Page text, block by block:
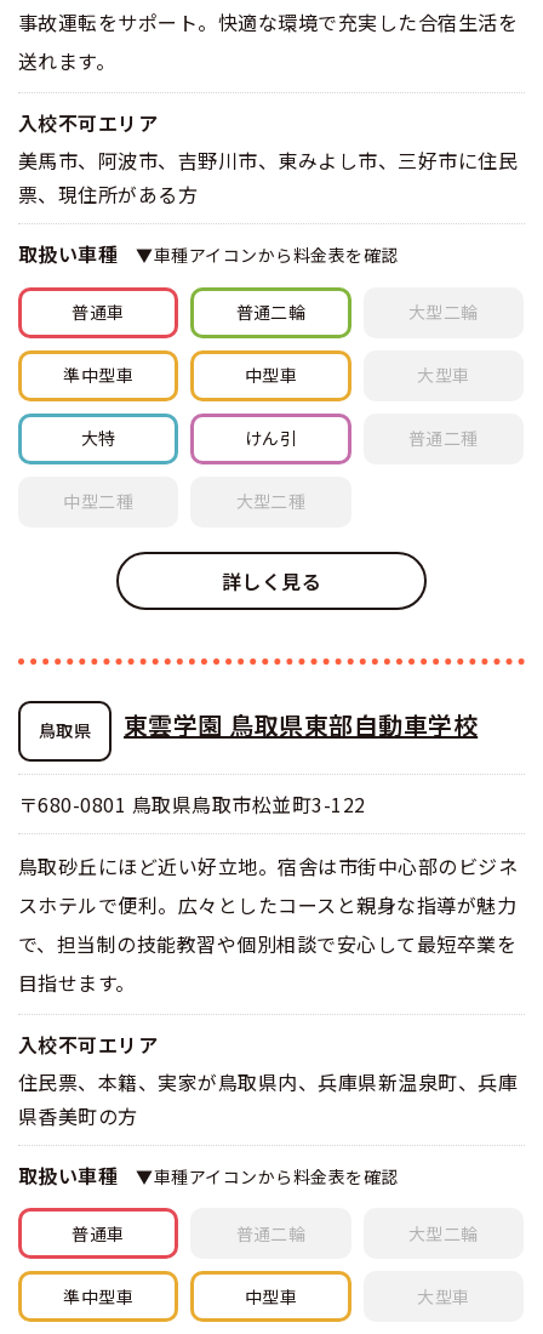
事故運転をサポート。快適な環境で充実した合宿生活を
送れます。
入校不可エリア
美馬市、阿波市、吉野川市、東みよし市、三好市に住民
票、現住所がある方
取扱い車種 ▼車種アイコンから料金表を確認
普通車 普通二輪 大型二輪
準中型車 中型車 大型車
大特 けん引 普通二種
中型二種 大型二種
詳しく見る
鳥取県 東雲学園 鳥取県東部自動車学校
〒680-0801 鳥取県鳥取市松並町3-122
鳥取砂丘にほど近い好立地。宿舎は市街中心部のビジネ
スホテルで便利。広々としたコースと親身な指導が魅力
で、担当制の技能教習や個別相談で安心して最短卒業を
目指せます。
入校不可エリア
住民票、本籍、実家が鳥取県内、兵庫県新温泉町、兵庫
県香美町の方
取扱い車種 ▼車種アイコンから料金表を確認
普通車 普通二輪 大型 二輪
準中型車 中型車 大型車